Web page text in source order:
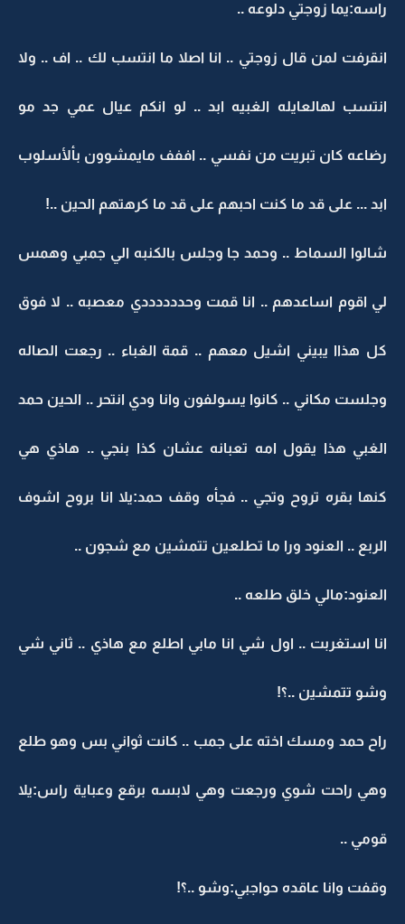
راسه:يما زوجتي دلوعه ..
انقرفت لمن قال زوجتي .. انا اصلا ما انتسب لك .. اف .. ولا
انتسب لهالعايله الغبيه ابد .. لو انكم عيال عمي جد مو
رضاعه كان تبريت من نفسي .. اففف مايمشوون بألأسلوب
ابد ... على قد ما كنت احبهم على قد ما كرهتهم الحين ..!
شالوا السماط .. وحمد جا وجلس بالكنبه الي جمبي وهمس
لي اقوم اساعدهم .. انا قمت وحددددددي معصبه .. لا فوق
كل هذاا يبيني اشيل معهم .. قمة الغباء .. رجعت الصاله
وجلست مكاني .. كانوا يسولفون وانا ودي انتحر .. الحين حمد
الغبي هذا يقول امه تعبانه عشان كذا بنجي .. هاذي هي
كنها بقره تروح وتجي .. فجأه وقف حمد:يلا انا بروح اشوف
الربع .. العنود ورا ما تطلعين تتمشين مع شجون ..
العنود:مالي خلق طلعه ..
انا استغربت .. اول شي انا مابي اطلع مع هاذي .. ثاني شي
وشو تتمشين ..؟!
راح حمد ومسك اخته على جمب .. كانت ثواني بس وهو طلع
وهي راحت شوي ورجعت وهي لابسه برقع وعباية راس:يلا
قومي ..
وقفت وانا عاقده حواجبي:وشو ..؟!